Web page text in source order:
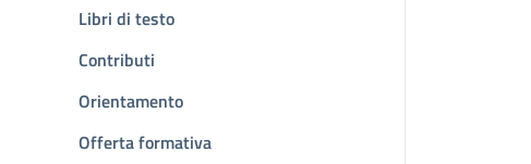
Libri di testo
Contributi
Orientamento
Offerta formativa